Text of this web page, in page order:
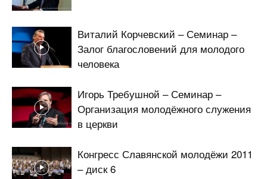
Виталий Корчевский – Семинар –
Залог благословений для молодого
человека
Игорь Требушной – Семинар –
Организация молодёжного служения
в церкви
Конгресс Славянской молодёжи 2011
– диск 6